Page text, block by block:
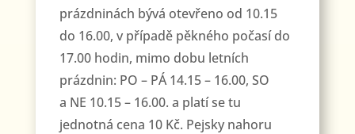
prázdninách bývá otevřeno od 10.15
do 16.00, v případě pěkného počasí do
17.00 hodin, mimo dobu letních
prázdnin: PO – PÁ 14.15 – 16.00, SO
a NE 10.15 – 16.00. a platí se tu
jednotná cena 10 Kč. Pejsky nahoru